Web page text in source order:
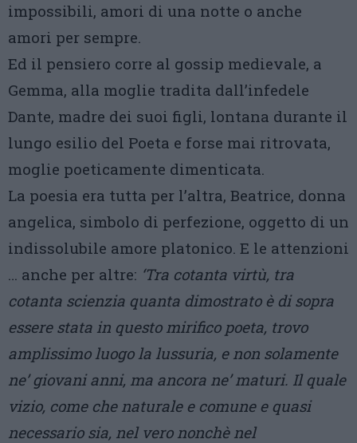
impossibili, amori di una notte o anche
amori per sempre.
Ed il pensiero corre al gossip medievale, a
Gemma, alla moglie tradita dall’infedele
Dante, madre dei suoi figli, lontana durante il
lungo esilio del Poeta e forse mai ritrovata,
moglie poeticamente dimenticata.
La poesia era tutta per l’altra, Beatrice, donna
angelica, simbolo di perfezione, oggetto di un
indissolubile amore platonico. E le attenzioni
… anche per altre: ‘Tra cotanta virtù, tra
cotanta scienzia quanta dimostrato è di sopra
essere stata in questo mirifico poeta, trovo
amplissimo luogo la lussuria, e non solamente
ne’ giovani anni, ma ancora ne’ maturi. Il quale
vizio, come che naturale e comune e quasi
necessario sia, nel vero nonchè nel